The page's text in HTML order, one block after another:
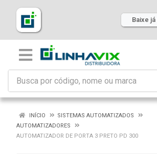
Baixe
INÍCIO
SISTEMAS AUTOMATIZADOS
AUTOMATIZADORES
AUTOMATIZADOR DE PORTA 3 PRETO PD 300